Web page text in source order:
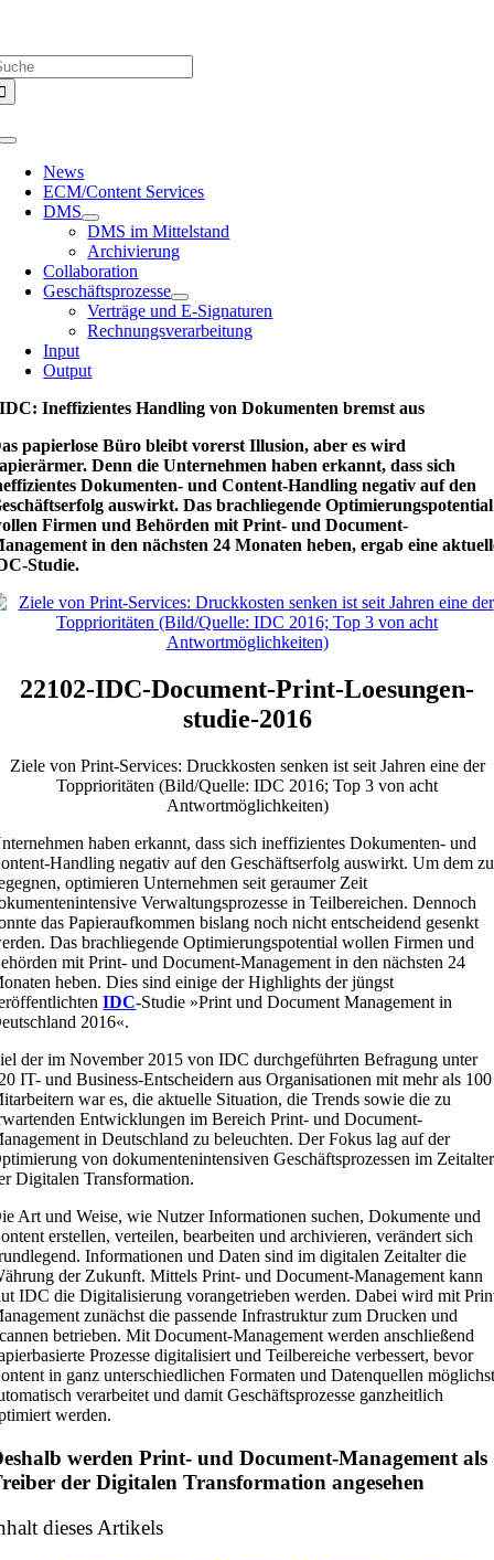
springen
Toggle
Navigation
News
ECM/Content Services
DMS
DMS im Mittelstand
Archivierung
Collaboration
Geschäftsprozesse
Verträge und E-Signaturen
Rechnungsverarbeitung
Input
Output
IDC: Ineffizientes Handling von Dokumenten bremst aus
papierlose Büro bleibt vorerst Illusion, aber es wird
Denn die Unternehmen haben erkannt, dass sich
Dokumenten- und Content-Handling negativ auf den
auswirkt. Das brachliegende Optimierungspotential
Firmen und Behörden mit Print- und Document-
in den nächsten 24 Monaten heben, ergab eine
Studie.
22102-IDC-Document-Print-Loesungen-
studie-2016
Ziele von Print-Services: Druckkosten senken ist seit Jahren eine der
Topprioritäten (Bild/Quelle: IDC 2016; Top 3 von acht
Antwortmöglichkeiten)
haben erkannt, dass sich ineffizientes Dokumenten- und
Handling negativ auf den Geschäftserfolg auswirkt. Um dem zu
optimieren Unternehmen seit geraumer Zeit
Verwaltungsprozesse in Teilbereichen. Dennoch
das Papieraufkommen bislang noch nicht entscheidend gesenkt
Das brachliegende Optimierungspotential wollen Firmen und
mit Print- und Document-Management in den nächsten 24
heben. Dies sind einige der Highlights der jüngst
IDC-Studie »Print und Document Management in
2016«.
der im November 2015 von IDC durchgeführten Befragung unter
IT- und Business-Entscheidern aus Organisationen mit mehr als 100
war es, die aktuelle Situation, die Trends sowie die zu
Entwicklungen im Bereich Print- und Document-
in Deutschland zu beleuchten. Der Fokus lag auf der
von dokumentenintensiven Geschäftsprozessen im Zeitalter
Digitalen Transformation.
Art und Weise, wie Nutzer Informationen suchen, Dokumente und
erstellen, verteilen, bearbeiten und archivieren, verändert sich
Informationen und Daten sind im digitalen Zeitalter die
der Zukunft. Mittels Print- und Document-Management kann
IDC die Digitalisierung vorangetrieben werden. Dabei wird mit
zunächst die passende Infrastruktur zum Drucken und
betrieben. Mit Document-Management werden anschließend
Prozesse digitalisiert und Teilbereiche verbessert, bevor
in ganz unterschiedlichen Formaten und Datenquellen
verarbeitet und damit Geschäftsprozesse ganzheitlich
werden.
werden Print- und Document-Management als
der Digitalen Transformation angesehen
dieses Artikels